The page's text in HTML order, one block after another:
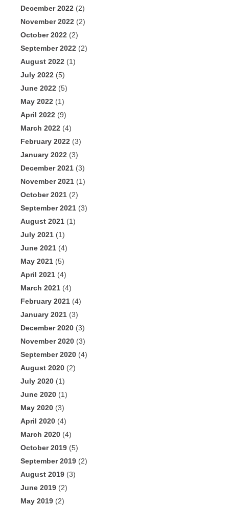
December 2022 (2)
November 2022 (2)
October 2022 (2)
September 2022 (2)
August 2022 (1)
July 2022 (5)
June 2022 (5)
May 2022 (1)
April 2022 (9)
March 2022 (4)
February 2022 (3)
January 2022 (3)
December 2021 (3)
November 2021 (1)
October 2021 (2)
September 2021 (3)
August 2021 (1)
July 2021 (1)
June 2021 (4)
May 2021 (5)
April 2021 (4)
March 2021 (4)
February 2021 (4)
January 2021 (3)
December 2020 (3)
November 2020 (3)
September 2020 (4)
August 2020 (2)
July 2020 (1)
June 2020 (1)
May 2020 (3)
April 2020 (4)
March 2020 (4)
October 2019 (5)
September 2019 (2)
August 2019 (3)
June 2019 (2)
May 2019 (2)